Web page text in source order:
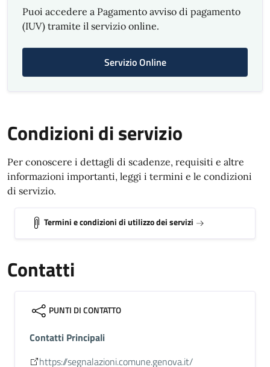
Puoi accedere a Pagamento avviso di pagamento
(IUV) tramite il servizio online.
Servizio Online
Condizioni di servizio
Per conoscere i dettagli di scadenze, requisiti e altre
informazioni importanti, leggi i termini e le condizioni
di servizio.
Termini e condizioni di utilizzo dei servizi
Contatti
PUNTI DI CONTATTO
Contatti Principali
https://segnalazioni.comune.genova.it/